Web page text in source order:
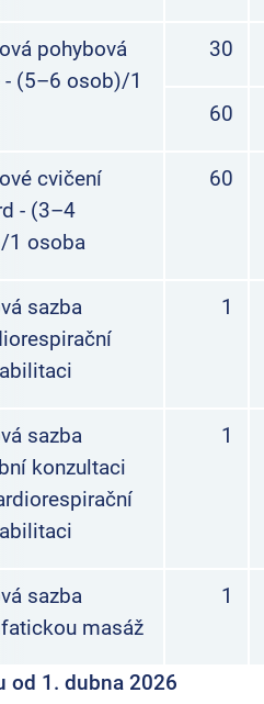
pohybová
- (5–6 osob)/1
30
60
cvičení
- (3–4
1 osoba
60
sazba
1
sazba
konzultaci
1
sazba
masáž
1
od 1. dubna 2026